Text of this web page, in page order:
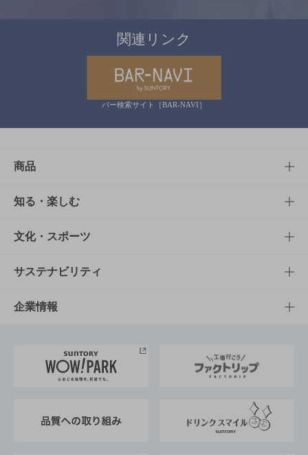
関連リンク
バー検索サイト［BAR-NAVI］
商品
商品TOP
商品一覧
商品発売情報
栄養成分一覧
知る・楽しむ
知る・楽しむTOP
キャンペーン
工場見学
地域情報
文化・スポーツ
文化・スポーツTOP
サントリーホール
サントリーサンバーズ大阪
サステナビリティ
サステナビリティTOP
サントリーが考えるサステナビリティ経営
企業情報
企業概要